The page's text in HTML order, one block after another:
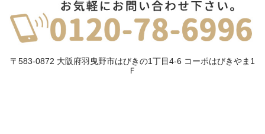
〒583-0872 大阪府羽曳野市はびきの1丁目4-6 コーポはびきやま1
Ｆ